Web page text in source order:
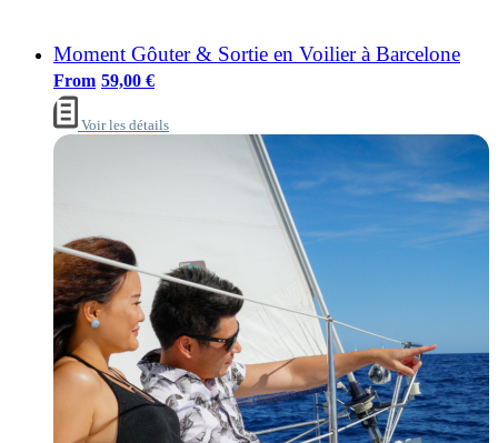
Moment Gôuter & Sortie en Voilier à Barcelone
59,00 €
Voir les détails